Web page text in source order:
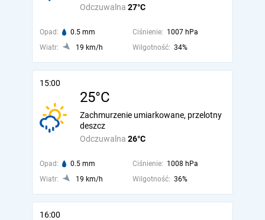
Odczuwalna 27°C
Opad: 0.5 mm Ciśnienie: 1007 hPa
Wiatr:
19 km/h Wilgotność: 34%
15:00
25°C
Odczuwalna 26°C
Zachmurzenie umiarkowane, przelotny
deszcz
Opad: 0.5 mm Ciśnienie: 1008 hPa
Wiatr:
19 km/h Wilgotność: 36%
16:00